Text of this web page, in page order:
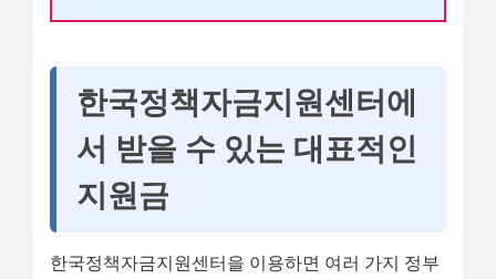
한국정책자금지원센터에
서 받을 수 있는 대표적인
지원금
한국정책자금지원센터을 이용하면 여러 가지 정부